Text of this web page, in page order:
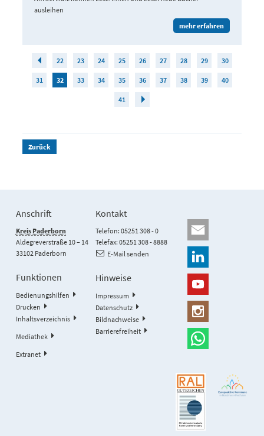
ausleihen
mehr erfahren
22 23 24 25 26 27 28 29 30
31 32 33 34 35 36 37 38 39 40
41
Zurück
Anschrift
Kreis Paderborn
Aldegreverstraße 10 – 14
33102 Paderborn
Kontakt
Telefon: 05251 308 - 0
Telefax: 05251 308 - 8888
E-Mail senden
Funktionen
Bedienungshilfen
Drucken
Inhaltsverzeichnis
Mediathek
Extranet
Hinweise
Impressum
Datenschutz
Bildnachweise
Barrierefreiheit